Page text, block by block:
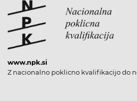
www.npk.si
Z nacionalno poklicno kvalifikacijo do